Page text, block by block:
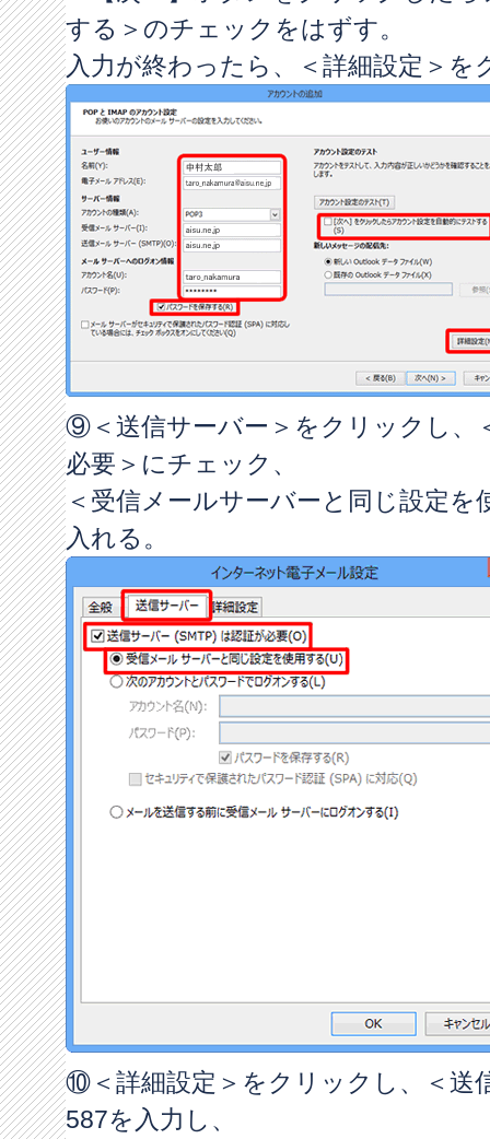
する＞のチェックをはずす。
入力が終わったら、＜詳細設定＞を
⑨＜送信サーバー＞をクリックし、
必要＞にチェック、
＜受信メールサーバーと同じ設定
入れる。
⑩＜詳細設定＞をクリックし、＜送
587を入力し、